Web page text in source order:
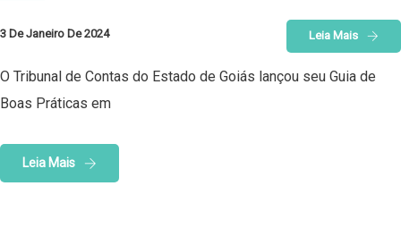
3 De Janeiro De 2024 Leia Mais
O Tribunal de Contas do Estado de Goiás lançou seu Guia de
Boas Práticas em
Leia Mais